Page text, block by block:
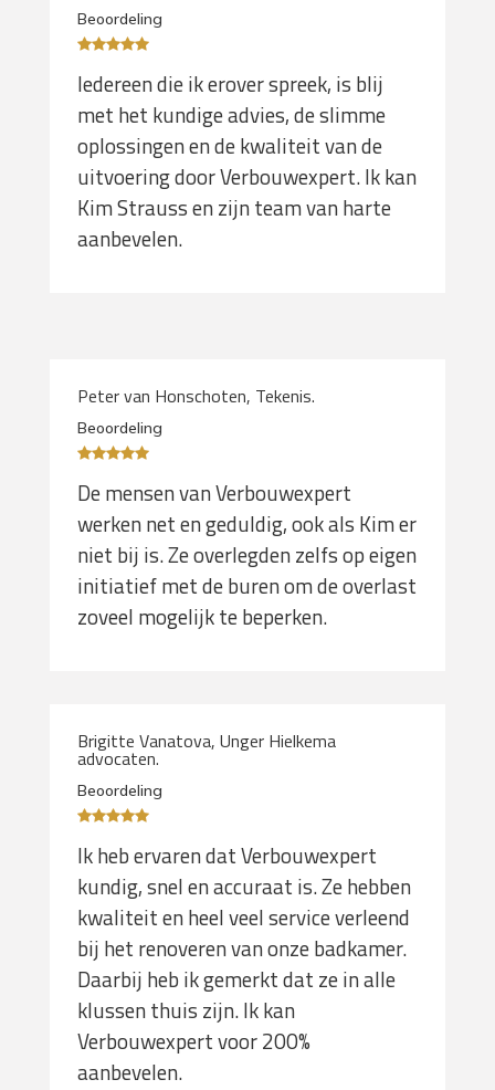
Beoordeling
Iedereen die ik erover spreek, is blij
met het kundige advies, de slimme
oplossingen en de kwaliteit van de
uitvoering door Verbouwexpert. Ik kan
Kim Strauss en zijn team van harte
aanbevelen.
Peter van Honschoten, Tekenis.
Beoordeling
De mensen van Verbouwexpert
werken net en geduldig, ook als Kim er
niet bij is. Ze overlegden zelfs op eigen
initiatief met de buren om de overlast
zoveel mogelijk te beperken.
Brigitte Vanatova, Unger Hielkema
advocaten.
Beoordeling
Ik heb ervaren dat Verbouwexpert
kundig, snel en accuraat is. Ze hebben
kwaliteit en heel veel service verleend
bij het renoveren van onze badkamer.
Daarbij heb ik gemerkt dat ze in alle
klussen thuis zijn. Ik kan
Verbouwexpert voor 200%
aanbevelen.